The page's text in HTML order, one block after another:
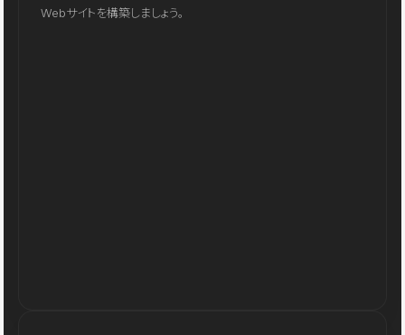
Webサイトを構築しましょう。